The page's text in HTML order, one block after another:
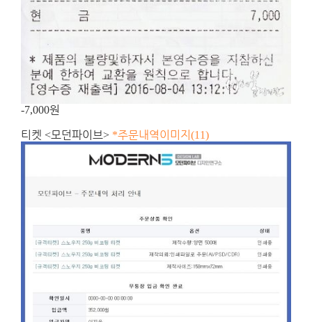
-7,000원
티켓 <모던파이브> *주문내역이미지 (11)